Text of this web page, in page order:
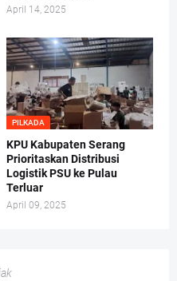
April 14, 2025
PILKADA
KPU Kabupaten Serang
Prioritaskan Distribusi
Logistik PSU ke Pulau
Terluar
April 09, 2025